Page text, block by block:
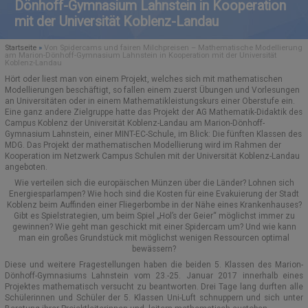
ORIENTIERUNGSSTUFE
MITTELSTUFE
OBERSTUFE MSS
SCHULGESCHICHTE
MARION GRÄFIN DÖNHOFF
EUROPASCHULE RLP
BOTSCHAFTERSCHULE FÜR DAS EUROPÄISCHE PARLAMENT
BERUFSORIENTIERUNG (BO)
SCHULSOZIALARBEIT
SCHULELTERNBEIRAT (SEB)
GREMIEN UND AUSSCHÜSSE
VEREIN DER FREUNDE
E-CHOR DES MDG
FREIWILLIGES SOZIALES JAHR (FSJ)
EVENTS
AUSTAUSCHPROGRAMME/PARTNERSCHULEN
KOOPERATIONSPARTNER
KOOPERATION ELTERN/SCHULE
MOODLE
SCHULBÜCHER
FUNDSACHEN
ANMELDUNGEN – INFORMATIONEN
SCHÜLERAUSWEIS
SCHLIESSFÄCHER
SCHULKOLLEKTION
KONTAKT
MOODLE UND BIGBLUEBUTTON – HINWEISE
Dönhoff-Gymnasium Lahnstein in Kooperation
mit der Universität Koblenz-Landau
Startseite » Von Spidercams und fairen Milchpreisen – Mathematische Modellierung
am Marion-Dönhoff-Gymnasium Lahnstein in Kooperation mit der Universität
Koblenz-Landau
Hört oder liest man von einem Projekt, welches sich mit mathematischen
Modellierungen beschäftigt, so fallen einem zuerst Übungen und Vorlesungen
an Universitäten oder in einem Mathematikleistungskurs einer Oberstufe ein.
Eine ganz andere Zielgruppe hatte das Projekt der AG Mathematik-Didaktik des
Campus Koblenz der Universität Koblenz-Landau am Marion-Dönhoff-
Gymnasium Lahnstein, einer MINT-EC-Schule, im Blick: Die fünften Klassen des
MDG. Das Projekt der mathematischen Modellierung wird im Rahmen der
Kooperation im Netzwerk Campus Schulen mit der Universität Koblenz-Landau
angeboten.
Wie verteilen sich die europäischen Münzen über die Länder? Lohnen sich
Energiesparlampen? Wie hoch sind die Kosten für eine Evakuierung der Stadt
Koblenz beim Auffinden einer Fliegerbombe in der Nähe eines Krankenhauses?
Gibt es Spielstrategien, um beim Spiel „Hol’s der Geier“ möglichst immer zu
gewinnen? Wie geht man geschickt mit einer Spidercam um? Und wie kann
man ein großes Grundstück mit möglichst wenigen Ressourcen optimal
bewässern?
Diese und weitere Fragestellungen haben die beiden 5. Klassen des Marion-
Dönhoff-Gymnasiums Lahnstein vom 23.-25. Januar 2017 innerhalb eines
Projektes mathematisch versucht zu beantworten. Drei Tage lang durften alle
Schülerinnen und Schüler der 5. Klassen Uni-Luft schnuppern und sich unter